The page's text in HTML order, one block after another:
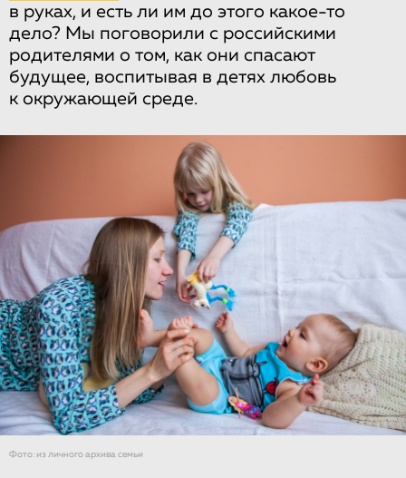
в руках, и есть ли им до этого какое-то
дело? Мы поговорили с российскими
родителями о том, как они спасают
будущее, воспитывая в детях любовь
к окружающей среде.
Фото: из личного архива семьи